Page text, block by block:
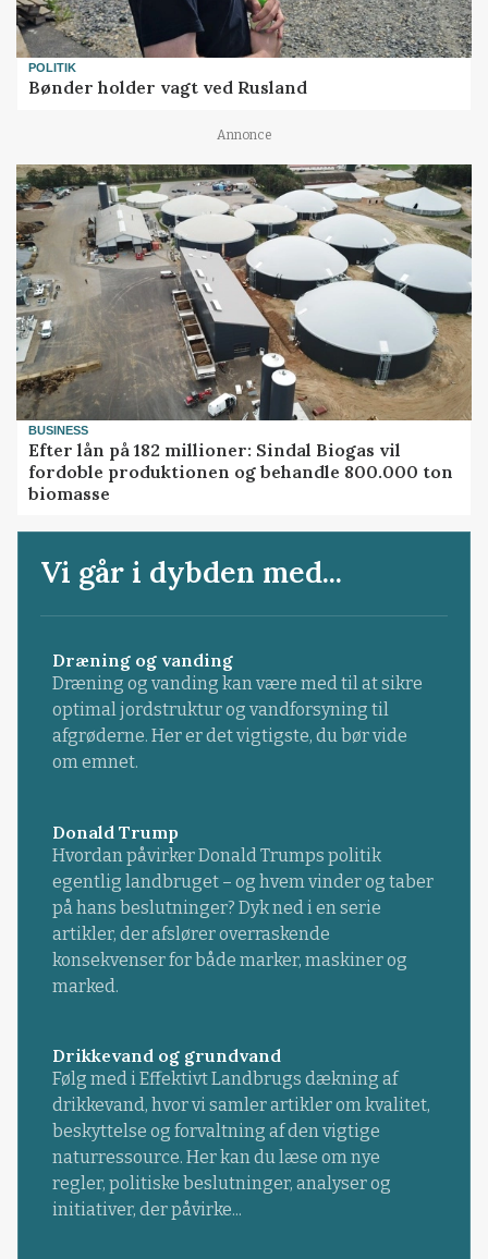
POLITIK
Bønder holder vagt ved Rusland
Annonce
BUSINESS
Efter lån på 182 millioner: Sindal Biogas vil
fordoble produktionen og behandle 800.000 ton
biomasse
Vi går i dybden med...
Dræning og vanding
Dræning og vanding kan være med til at sikre
optimal jordstruktur og vandforsyning til
afgrøderne. Her er det vigtigste, du bør vide
om emnet.
Donald Trump
Hvordan påvirker Donald Trumps politik
egentlig landbruget – og hvem vinder og taber
på hans beslutninger? Dyk ned i en serie
artikler, der afslører overraskende
konsekvenser for både marker, maskiner og
marked.
Drikkevand og grundvand
Følg med i Effektivt Landbrugs dækning af
drikkevand, hvor vi samler artikler om kvalitet,
beskyttelse og forvaltning af den vigtige
naturressource. Her kan du læse om nye
regler, politiske beslutninger, analyser og
initiativer, der påvirke...